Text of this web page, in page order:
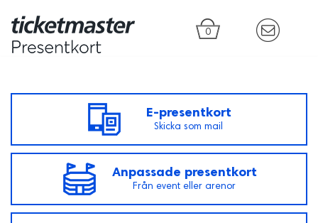
0
E-presentkort
Skicka som mail
Anpassade presentkort
Från event eller arenor